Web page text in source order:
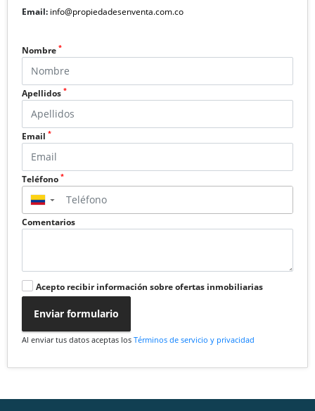
Email: info@propiedadesenventa.com.co
Nombre *
Apellidos *
Email *
Teléfono *
▼
Comentarios
Acepto recibir información sobre ofertas inmobiliarias
Enviar formulario
Al enviar tus datos aceptas los Términos de servicio y privacidad